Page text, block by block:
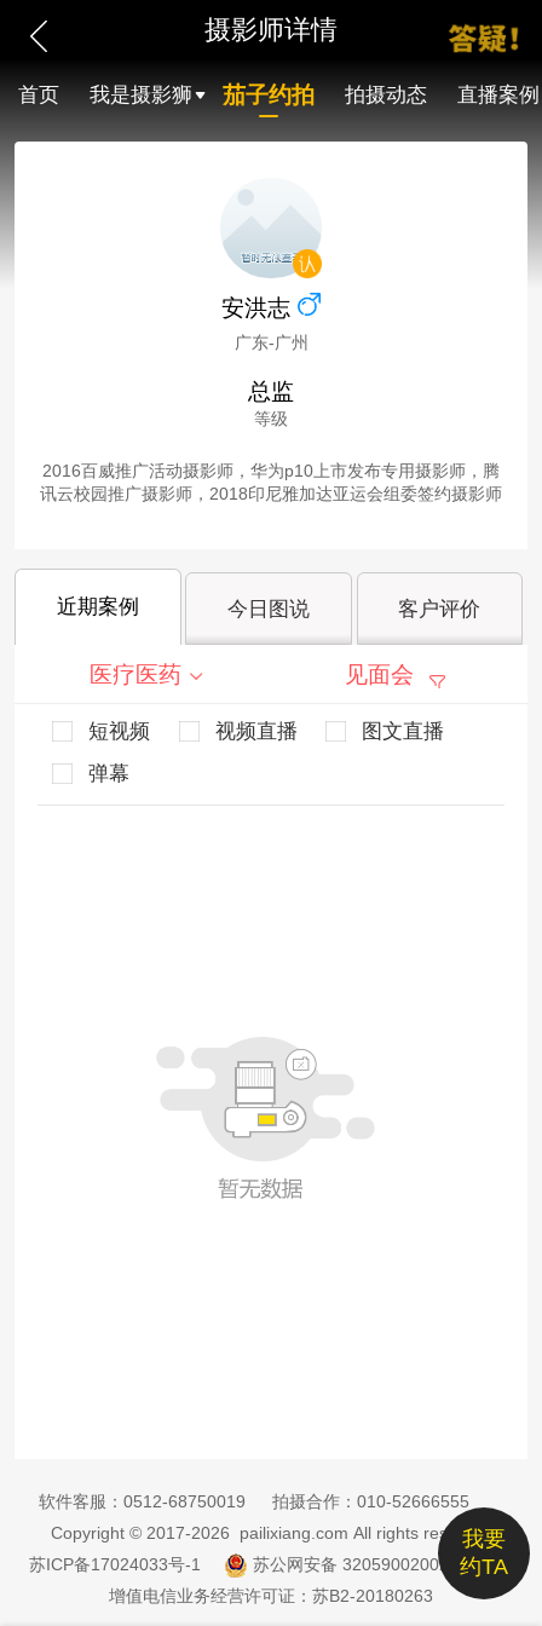
摄影师详情
首页 我是摄影狮 茄子约拍 拍摄动态 直播案例
安洪志
广东-广州
总监
等级
2016百威推广活动摄影师，华为p10上市发布专用摄影师，腾
讯云校园推广摄影师，2018印尼雅加达亚运会组委签约摄影师
近期案例 今日图说 客户评价
医疗医药 见面会
短视频 视频直播
图文直播
弹幕
我要
约TA
软件客服： 0512-68750019 拍摄合作： 010-52666555
Copyright © 2017-2026 pailixiang.com All rights reserved
苏ICP备17024033号-1
苏公网安备 32059002002885号
增值电信业务经营许可证：苏B2-20180263